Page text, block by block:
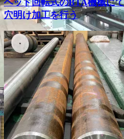
ヘッド回転式のBTA機械に
穴明け加工を行う